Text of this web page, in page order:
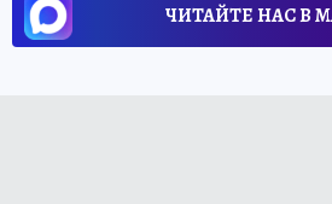
ЧИТАЙТЕ НАС В